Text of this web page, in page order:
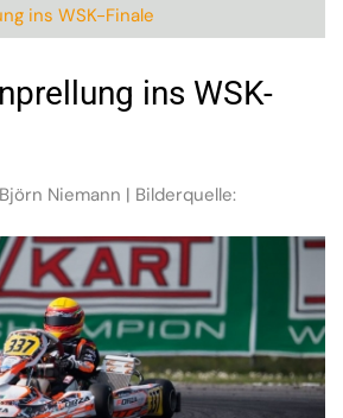
ins WSK-Finale
ins WSK-
Niemann | Bilderquelle: